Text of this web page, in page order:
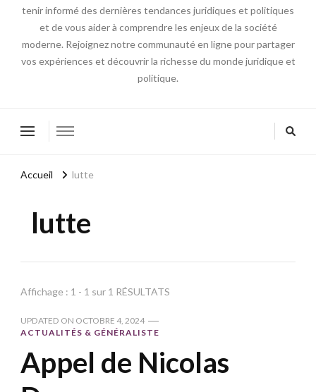
tenir informé des dernières tendances juridiques et politiques
et de vous aider à comprendre les enjeux de la société
moderne. Rejoignez notre communauté en ligne pour partager
vos expériences et découvrir la richesse du monde juridique et
politique.
Accueil lutte
lutte
Affichage : 1 - 1 sur 1 RÉSULTATS
UPDATED ON OCTOBRE 4, 2024
ACTUALITÉS & GÉNÉRALISTE
Appel de Nicolas